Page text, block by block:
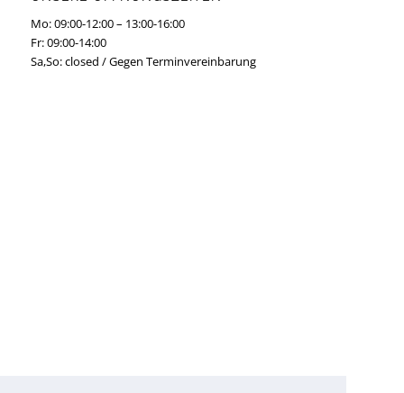
Mo: 09:00-12:00 – 13:00-16:00
Fr: 09:00-14:00
Sa,So: closed / Gegen Terminvereinbarung